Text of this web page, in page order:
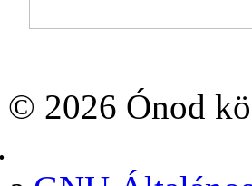
2026 Ónod